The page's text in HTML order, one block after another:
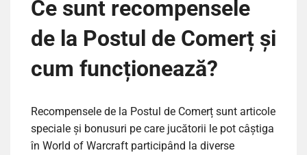
Ce sunt recompensele
de la Postul de Comerț și
cum funcționează?
Recompensele de la Postul de Comerț sunt articole
speciale și bonusuri pe care jucătorii le pot câștiga
în World of Warcraft participând la diverse